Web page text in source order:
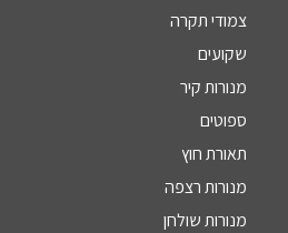
צמודי תקרה
שקועים
מנורות קיר
ספוטים
תאורת חוץ
מנורות רצפה
מנורות שולחן